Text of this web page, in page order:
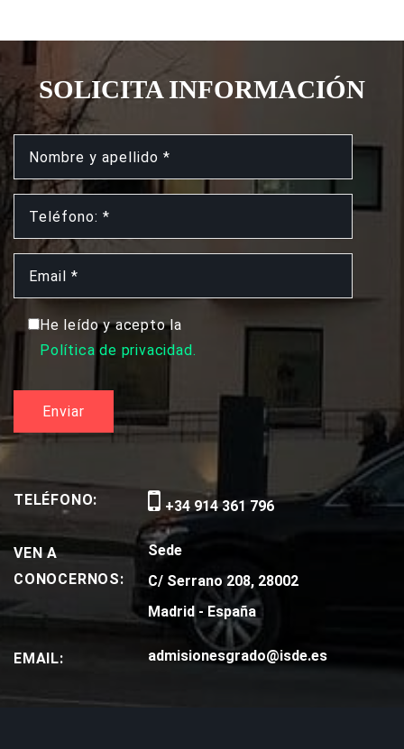
SOLICITA INFORMACIÓN
He leído y acepto la
Política de privacidad.
TELÉFONO: +34 914 361 796
VEN A
CONOCERNOS:
Sede
C/ Serrano 208, 28002
Madrid - España
EMAIL: admisionesgrado@isde.es